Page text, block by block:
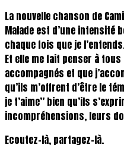
La nouvelle chanson de
Malade est d’une intensité
chaque fois que je
Et elle me fait penser à
accompagnés et que
qu’ils m’offrent d’être le
je t’aime” bien qu’ils
incompréhensions, leurs
Ecoutez-là, partagez-là.